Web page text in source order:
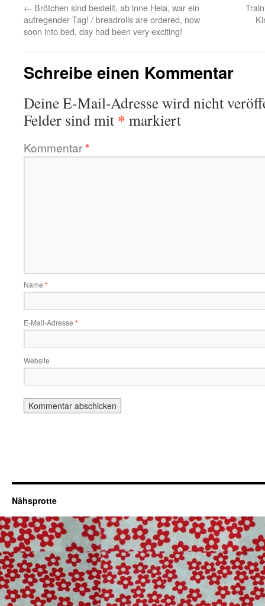
← Brötchen sind bestellt, ab inne Heia, war ein
aufregender Tag! / breadrolls are ordered, now
soon into bed, day had been very exciting!
Schreibe einen Kommentar
Deine E-Mail-Adresse wird nicht
Felder sind mit * markiert
Kommentar*
Name *
E-Mail-Adresse *
Website
Nähsprotte